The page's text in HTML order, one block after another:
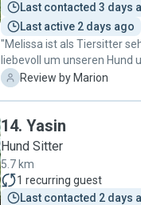
Last contacted 3 days
Last active 2 days ago
"Melissa ist als Tiersitter sehr zu
liebevoll um unseren Hund
und ihr Wohlbefinden. Das
M Review by Marion
14. Yasin
Hund Sitter
5.7 km
1 recurring guest
Last contacted 2 days